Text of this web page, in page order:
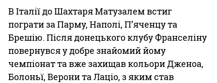
В Італії до Шахтаря Матузалем встиг
пограти за Парму, Наполі, П’яченцу та
Брешію. Після донецького клубу Франселіну
повернувся у добре знайомий йому
чемпіонат та вже захищав кольори Дженоа,
Болоньї, Верони та Лаціо, з яким став